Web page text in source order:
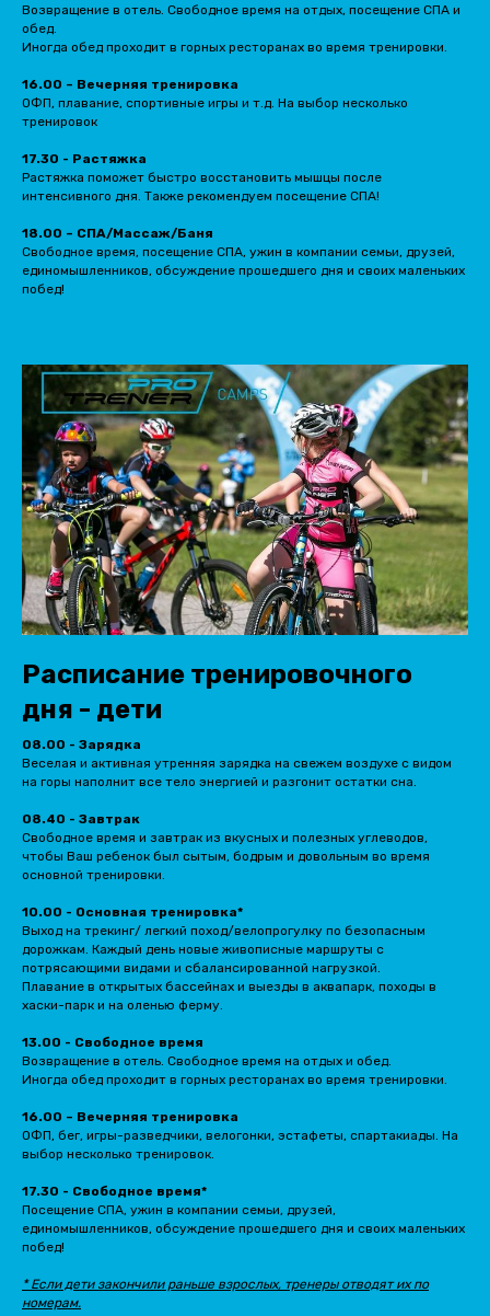
Возвращение в отель. Свободное время на отдых, посещение СПА и
обед.
Иногда обед проходит в горных ресторанах во время тренировки.
16.00 – Вечерняя тренировка
ОФП, плавание, спортивные игры и т.д. На выбор несколько
тренировок
17.30 - Растяжка
Растяжка поможет быстро восстановить мышцы после
интенсивного дня. Также рекомендуем посещение СПА!
18.00 – СПА/Массаж/Баня
Свободное время, посещение СПА, ужин в компании семьи, друзей,
единомышленников, обсуждение прошедшего дня и своих маленьких
побед!
Расписание тренировочного
дня - дети
08.00 - Зарядка
Веселая и активная утренняя зарядка на свежем воздухе с видом
на горы наполнит все тело энергией и разгонит остатки сна.
08.40 - Завтрак
Свободное время и завтрак из вкусных и полезных углеводов,
чтобы Ваш ребенок был сытым, бодрым и довольным во время
основной тренировки.
10.00 - Основная тренировка*
Выход на трекинг/ легкий поход/велопрогулку по безопасным
дорожкам. Каждый день новые живописные маршруты с
потрясающими видами и сбалансированной нагрузкой.
Плавание в открытых бассейнах и выезды в аквапарк, походы в
хаски-парк и на оленью ферму.
13.00 - Свободное время
Возвращение в отель. Свободное время на отдых и обед.
Иногда обед проходит в горных ресторанах во время тренировки.
16.00 – Вечерняя тренировка
ОФП, бег, игры-разведчики, велогонки, эстафеты, спартакиады. На
выбор несколько тренировок.
17.30 - Свободное время*
Посещение СПА, ужин в компании семьи, друзей,
единомышленников, обсуждение прошедшего дня и своих маленьких
побед!
* Если дети закончили раньше взрослых, тренеры отводят их по
номерам.